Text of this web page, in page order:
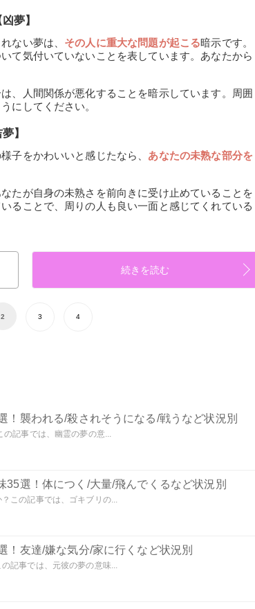
夢】
ない夢は、 その人に重大な問題が起こる暗示です。
て気付いていないことを表しています。あなたから
、人間関係が悪化することを暗示しています。周囲
にしてください。
】
子をかわいいと感じたなら、 あなたの未熟な部分を
たが自身の未熟さを前向きに受け止めていることを
ることで、周りの人も良い一面と感じてくれている
続きを読む
2 3 4
！襲われる/殺されそうになる/戦うなど状況別
の記事では、幽霊の夢の意...
35選！体につく/大量/飛んでくるなど状況別
この記事では、ゴキブリの...
！友達/嫌な気分/家に行くなど状況別
記事では、元彼の夢の意味...